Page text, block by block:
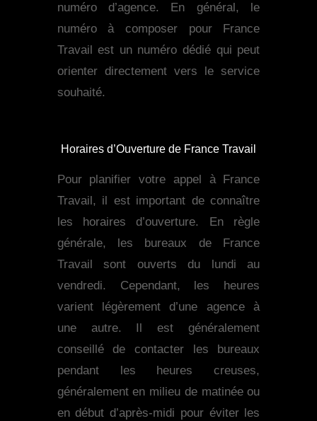
numéro d’agence. En général, le
numéro à composer pour France
Travail est un numéro dédié qui peut
orienter directement vers le service
souhaité.
Horaires d’Ouverture de France Travail
Pour planifier votre appel à France
Travail, il est important de connaître
les horaires d’ouverture. En règle
générale, les bureaux de France
Travail sont ouverts du lundi au
vendredi. Cependant, les heures
varient légèrement d’une agence à
une autre. Il est généralement
conseillé de contacter les bureaux
pendant les heures creuses,
généralement en milieu de matinée ou
en début d’après-midi pour éviter les